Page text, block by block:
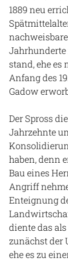
1889 neu
stand, ehe es
Anfang des
Gadow
Der Spross
Jahrzehnte
haben, denn
Bau eines
Angriff
Enteignung
diente das
zunächst der
ehe es zu